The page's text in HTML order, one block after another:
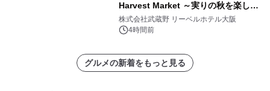
Harvest Market ～実りの秋を楽しむ
ディナー&スイーツビュッフェ～』を9
月18日より開催！
株式会社武蔵野 リーベルホテル大阪
4時間前
グルメの新着をもっと見る